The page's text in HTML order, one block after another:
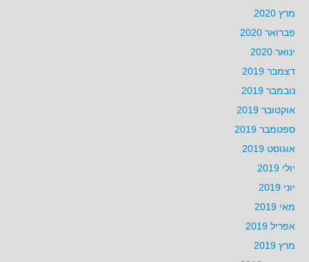
מרץ 2020
פברואר 2020
ינואר 2020
דצמבר 2019
נובמבר 2019
אוקטובר 2019
ספטמבר 2019
אוגוסט 2019
יולי 2019
יוני 2019
מאי 2019
אפריל 2019
מרץ 2019